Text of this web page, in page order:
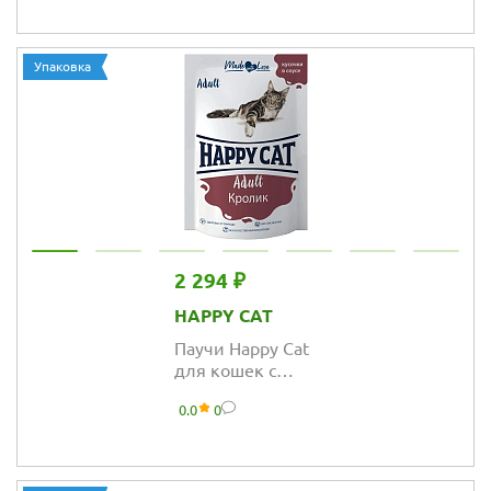
Упаковка
2 294 ₽
HAPPY CAT
Паучи Happy Cat
для кошек с
соусе
0.0 0